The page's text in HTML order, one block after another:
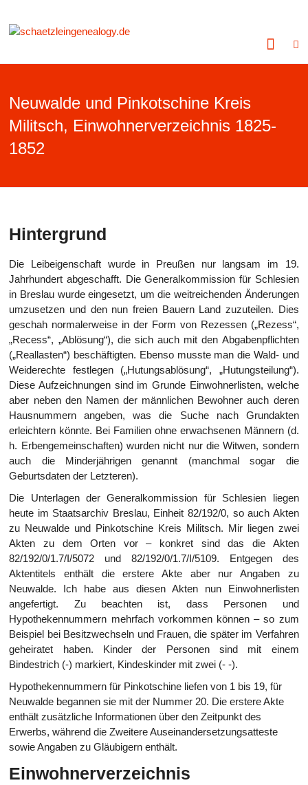
Inhalt
springen
schaetzleingenealogy.de
Ahnenforschung
zur
Familie
Schätzlein
Neuwalde und Pinkotschine Kreis
Militsch, Einwohnerverzeichnis 1825-
1852
Hintergrund
Die Leibeigenschaft wurde in Preußen nur langsam im 19.
Jahrhundert abgeschafft. Die Generalkommission für Schlesien
in Breslau wurde eingesetzt, um die weitreichenden Änderungen
umzusetzen und den nun freien Bauern Land zuzuteilen. Dies
geschah normalerweise in der Form von Rezessen („Rezess“,
„Recess“, „Ablösung“), die sich auch mit den Abgabenpflichten
(„Reallasten“) beschäftigten. Ebenso musste man die Wald- und
Weiderechte festlegen („Hutungsablösung“, „Hutungsteilung“).
Diese Aufzeichnungen sind im Grunde Einwohnerlisten, welche
aber neben den Namen der männlichen Bewohner auch deren
Hausnummern angeben, was die Suche nach Grundakten
erleichtern könnte. Bei Familien ohne erwachsenen Männern (d.
h. Erbengemeinschaften) wurden nicht nur die Witwen, sondern
auch die Minderjährigen genannt (manchmal sogar die
Geburtsdaten der Letzteren).
Die Unterlagen der Generalkommission für Schlesien liegen
heute im Staatsarchiv Breslau, Einheit 82/192/0, so auch Akten
zu Neuwalde und Pinkotschine Kreis Militsch. Mir liegen zwei
Akten zu dem Orten vor – konkret sind das die Akten
82/192/0/1.7/I/5072 und 82/192/0/1.7/I/5109. Entgegen des
Aktentitels enthält die erstere Akte aber nur Angaben zu
Neuwalde. Ich habe aus diesen Akten nun Einwohnerlisten
angefertigt. Zu beachten ist, dass Personen und
Hypothekennummern mehrfach vorkommen können – so zum
Beispiel bei Besitzwechseln und Frauen, die später im Verfahren
geheiratet haben. Kinder der Personen sind mit einem
Bindestrich (-) markiert, Kindeskinder mit zwei (- -).
Hypothekennummern für Pinkotschine liefen von 1 bis 19, für
Neuwalde begannen sie mit der Nummer 20. Die erstere Akte
enthält zusätzliche Informationen über den Zeitpunkt des
Erwerbs, während die Zweitere Auseinandersetzungsatteste
sowie Angaben zu Gläubigern enthält.
Einwohnerverzeichnis